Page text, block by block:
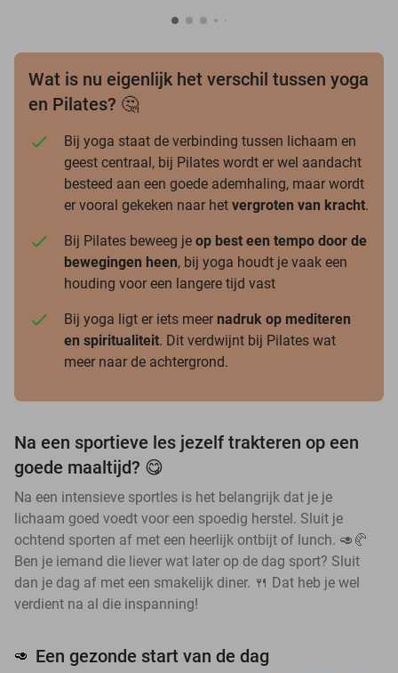
Wat is nu eigenlijk het verschil tussen yoga
en Pilates? 🤔
Bij yoga staat de verbinding tussen lichaam en
geest centraal, bij Pilates wordt er wel aandacht
besteed aan een goede ademhaling, maar wordt
er vooral gekeken naar het vergroten van kracht.
Bij Pilates beweeg je op best een tempo door de
bewegingen heen, bij yoga houdt je vaak een
houding voor een langere tijd vast
Bij yoga ligt er iets meer nadruk op mediteren
en spiritualiteit. Dit verdwijnt bij Pilates wat
meer naar de achtergrond.
Na een sportieve les jezelf trakteren op een
goede maaltijd? 😋
Na een intensieve sportles is het belangrijk dat je je
lichaam goed voedt voor een spoedig herstel. Sluit je
ochtend sporten af met een heerlijk ontbijt of lunch. 🥑🥐
Ben je iemand die liever wat later op de dag sport? Sluit
dan je dag af met een smakelijk diner. 🍴 Dat heb je wel
verdient na al die inspanning!
🥑 Een gezonde start van de dag